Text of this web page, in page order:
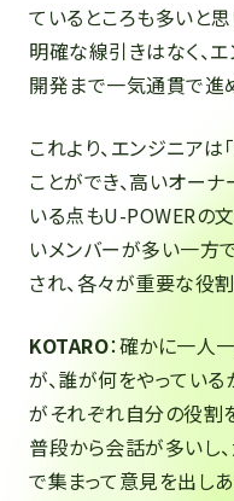
ているところも多いと
明確な線引きはなく、
開発まで一気通貫で進
これより、エンジニアは
ことができ、高いオー
いる点もU-POWERの
いメンバーが多い一方
され、各々が重要な役割
KOTARO：確かに一人
が、誰が何をやってい
がそれぞれ自分の役割
普段から会話が多いし
で集まって意見を出し